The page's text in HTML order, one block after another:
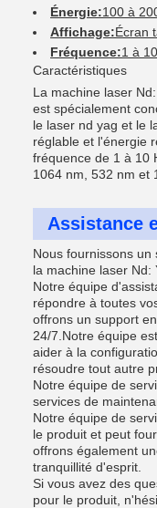
Énergie:100 à
Affichage:Écran
Fréquence:1 à
Caractéristiques
La machine laser
est spécialement
le laser nd yag et le
réglable et l'énergie
fréquence de 1 à 10
1064 nm, 532 nm et
Assistance
Nous fournissons
la machine laser Nd:
Notre équipe
répondre à toutes
offrons un support
24/7.Notre équipe
aider à la
résoudre tout autre
Notre équipe de
services de
Notre équipe de
le produit et peut
offrons également
tranquillité d'esprit.
Si vous avez des
pour le produit,